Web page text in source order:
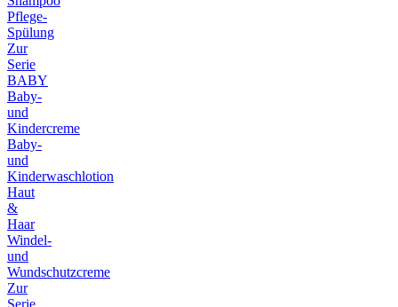
Pflege-
Spülung
Zur
Serie
BABY
Baby-
und
Kindercreme
Baby-
und
Kinderwaschlotion
Haut
&
Haar
Windel-
und
Wundschutzcreme
Zur
Serie